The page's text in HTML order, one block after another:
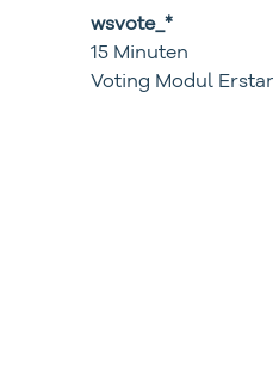
wsvote_*
15 Minuten
Voting Modul